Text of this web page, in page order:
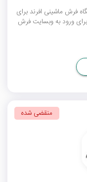
فروشگاه فرش ماشینی افرند برای
شوید. برای ورود به وبسایت فرش
منقضی شده